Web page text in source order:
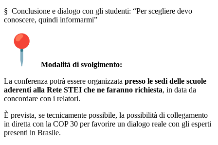
§ Conclusione e dialogo con gli studenti: “Per scegliere devo
conoscere, quindi informarmi”
Modalità di svolgimento:
La conferenza potrà essere organizzata presso le sedi delle scuole
aderenti alla Rete STEI che ne faranno richiesta, in data da
concordare con i relatori.
È prevista, se tecnicamente possibile, la possibilità di collegamento
in diretta con la COP 30 per favorire un dialogo reale con gli esperti
presenti in Brasile.